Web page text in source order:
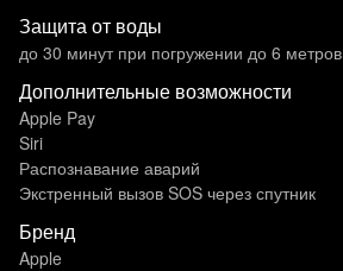
Защита от воды
до 30 минут при погружении до 6 метров
Дополнительные возможности
Apple Pay
Siri
Распознавание аварий
Экстренный вызов SOS через спутник
Бренд
Apple